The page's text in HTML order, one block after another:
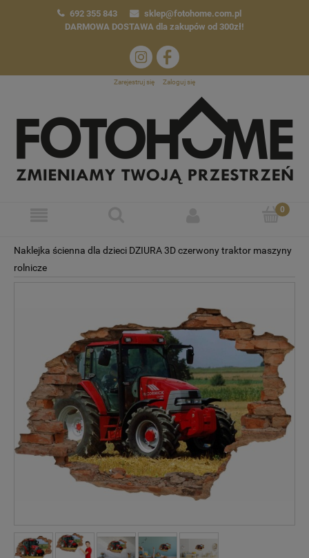
692 355 843
sklep@fotohome.com.pl
DARMOWA DOSTAWA dla zakupów od 300zł!
Zarejestruj się Zaloguj się
Naklejka ścienna dla dzieci DZIURA 3D czerwony traktor maszyny
rolnicze